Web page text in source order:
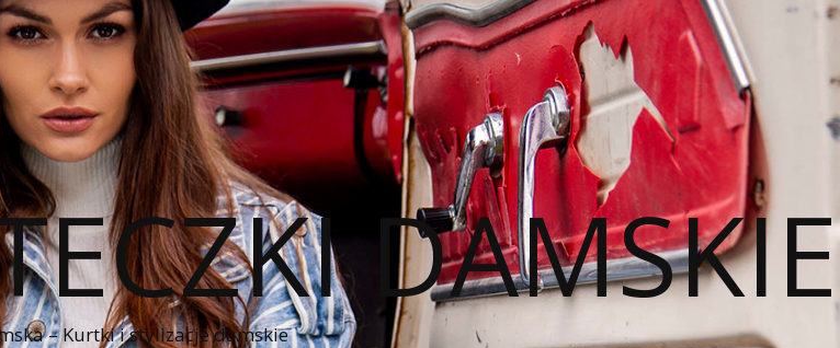
DAMSKIE
– Kurtki i stylizacje damskie